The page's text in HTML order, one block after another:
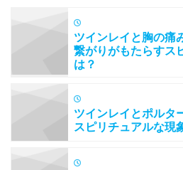
ツインレイと胸の痛
繋がりがもたらすス
は？
ツインレイとポルタ
スピリチュアルな現